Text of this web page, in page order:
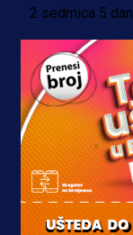
2 sedmica 5 dan